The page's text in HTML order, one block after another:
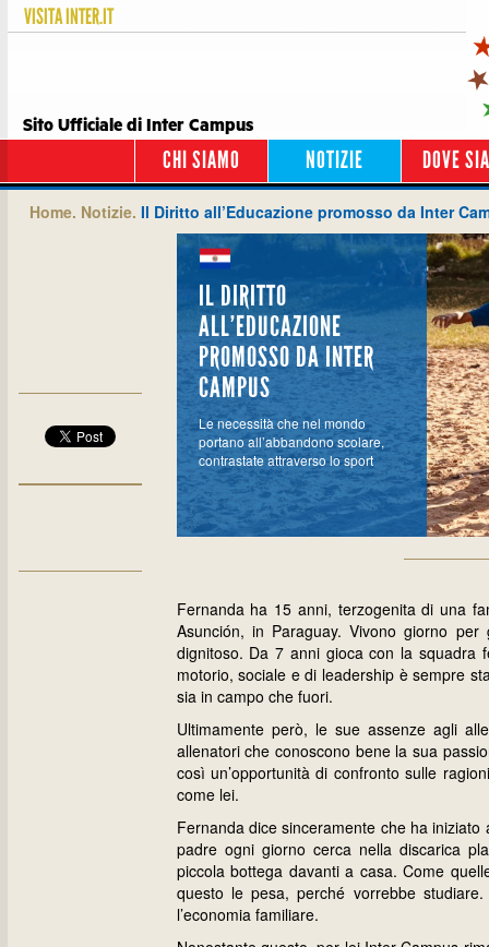
VISITAINTER.IT
Sito Ufficiale di Inter Campus
CHI SIAMO NOTIZIE DOVE
Home. Notizie. Il Diritto all’Educazione promosso da Inter
IL DIRITTO
ALL’EDUCAZIONE
PROMOSSO DA INTER
CAMPUS
Le necessità che nel mondo
portano all’abbandono scolare,
contrastate attraverso lo sport
Fernanda ha 15 anni, terzogenita di una
Asunción, in Paraguay. Vivono giorno
dignitoso. Da 7 anni gioca con la squadra
motorio, sociale e di leadership è sempre
sia in campo che fuori.
Ultimamente però, le sue assenze agli
allenatori che conoscono bene la sua
così un’opportunità di confronto sulle
come lei.
Fernanda dice sinceramente che ha
padre ogni giorno cerca nella discarica
piccola bottega davanti a casa. Come
questo le pesa, perché vorrebbe
l’economia familiare.